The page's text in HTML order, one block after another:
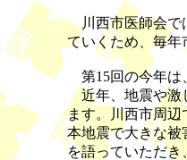
川西市医師会で
ていくため、毎年
第15回の今年は
近年、地震や激
ます。川西市周辺
本地震で大きな被
を語っていただき